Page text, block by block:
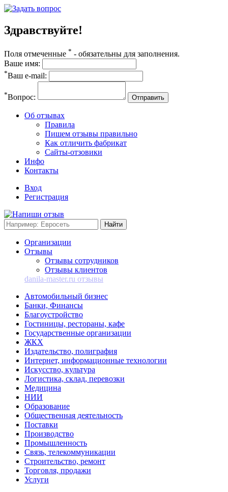
Здравствуйте!
Поля отмеченные * - обязательны для заполнения.
Ваше имя:
*Ваш e-mail:
*Вопрос: Отправить
Об отзывах
Правила
Пишем отзывы правильно
Как отличить фабрикат
Сайты-отзовики
Инфо
Контакты
Вход
Регистрация
Организации
Отзывы
Отзывы сотрудников
Отзывы клиентов
danila-master.ru отзывы
Автомобильный бизнес
Банки, Финансы
Благоустройство
Гостиницы, рестораны, кафе
Государственные организации
ЖКХ
Издательство, полиграфия
Интернет, информационные технологии
Искусство, культура
Логистика, склад, перевозки
Медицина
НИИ
Образование
Общественная деятельность
Поставки
Производство
Промышленность
Связь, телекоммуникации
Строительство, ремонт
Торговля, продажи
Услуги